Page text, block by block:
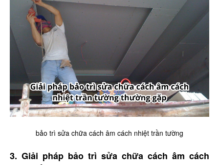
bảo trì sửa chữa cách âm cách nhiệt trần tường
3. Giải pháp bảo trì sửa chữa cách âm cách